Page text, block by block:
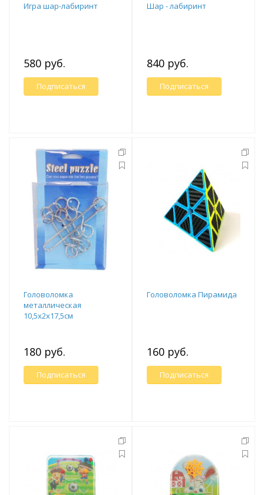
Игра шар-лабиринт
580 руб.
Подписаться
Шар - лабиринт
840 руб.
Подписаться
Головоломка
металлическая
10,5x2x17,5см
180 руб.
Подписаться
Головоломка Пирамида
160 руб.
Подписаться